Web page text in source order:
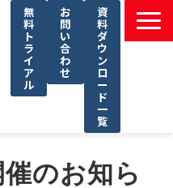
無
料
ト
ラ
イ
ア
ル
お
問
い
合
わ
せ
資
料
ダ
ウ
ン
ロ
ー
ド
一
覧
ョン一覧
のお知ら